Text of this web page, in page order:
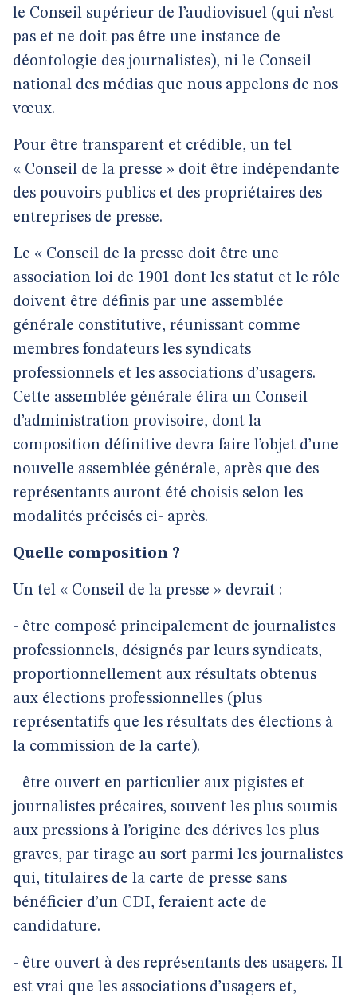
le Conseil supérieur de l’audiovisuel (qui n’est
pas et ne doit pas être une instance de
déontologie des journalistes), ni le Conseil
national des médias que nous appelons de nos
vœux.
Pour être transparent et crédible, un tel
« Conseil de la presse » doit être indépendante
des pouvoirs publics et des propriétaires des
entreprises de presse.
Le « Conseil de la presse doit être une
association loi de 1901 dont les statut et le rôle
doivent être définis par une assemblée
générale constitutive, réunissant comme
membres fondateurs les syndicats
professionnels et les associations d’usagers.
Cette assemblée générale élira un Conseil
d’administration provisoire, dont la
composition définitive devra faire l’objet d’une
nouvelle assemblée générale, après que des
représentants auront été choisis selon les
modalités précisés ci- après.
Quelle composition ?
Un tel « Conseil de la presse » devrait :
- être composé principalement de journalistes
professionnels, désignés par leurs syndicats,
proportionnellement aux résultats obtenus
aux élections professionnelles (plus
représentatifs que les résultats des élections à
la commission de la carte).
- être ouvert en particulier aux pigistes et
journalistes précaires, souvent les plus soumis
aux pressions à l’origine des dérives les plus
graves, par tirage au sort parmi les journalistes
qui, titulaires de la carte de presse sans
bénéficier d’un CDI, feraient acte de
candidature.
- être ouvert à des représentants des usagers. Il
est vrai que les associations d’usagers et,